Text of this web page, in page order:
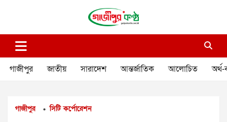
গাজীপুর কণ্ঠ
গাজীপুর জাতীয় সারাদেশ আন্তর্জাতিক আলোচিত অর্থ-
গাজীপুর • সিটি কর্পোরেশন